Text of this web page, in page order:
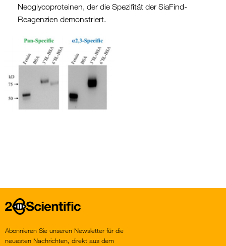
Neoglycoproteinen, der die Spezifität der SiaFind-
Reagenzien demonstriert.
Home
Abonnieren Sie unseren Newsletter für die
neuesten Nachrichten, direkt aus dem